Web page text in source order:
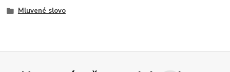
Mluvené slovo